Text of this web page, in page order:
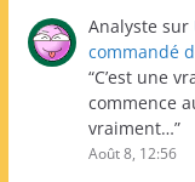
Analyste sur
commandé
“C’est une
commence
vraiment…”
Août 8, 12:56